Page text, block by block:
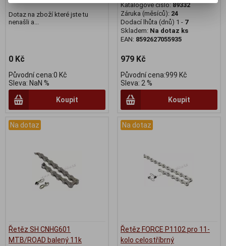
Dotaz na zboží které jste tu
nenašli a...
0 Kč
Původní cena:0 Kč
Sleva: NaN %
Koupit
Katalogové číslo:89332
Záruka (měsíců): 24
Dodací lhůta (dnů) 1 - 7
Skladem: Na dotaz ks
EAN: 8592627055935
979 Kč
Původní cena:999 Kč
Sleva: 2 %
Koupit
Na dotaz
Řetěz SH CNHG601
MTB/ROAD balený 11k
Na dotaz
Řetěz FORCE P1102 pro 11-
kolo celostříbrný